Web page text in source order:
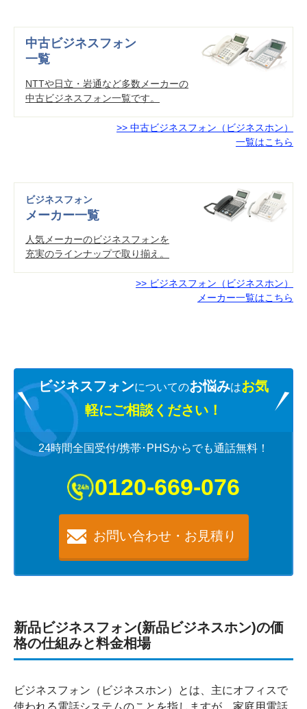
中古ビジネスフォン
一覧
NTTや日立・岩通など多数メーカーの
中古ビジネスフォン一覧です。
>> 中古ビジネスフォン（ビジネスホン）
一覧はこちら
ビジネスフォン
メーカー一覧
人気メーカーのビジネスフォンを
充実のラインナップで取り揃え。
>> ビジネスフォン（ビジネスホン）
メーカー一覧はこちら
ビジネスフォンについてのお悩みはお気
軽にご相談ください！
24時間全国受付/携帯･PHSからでも通話無料！
0120-669-076
お問い合わせ・お見積り
新品ビジネスフォン(新品ビジネスホン)の価
格の仕組みと料金相場
ビジネスフォン（ビジネスホン）とは、主にオフィスで